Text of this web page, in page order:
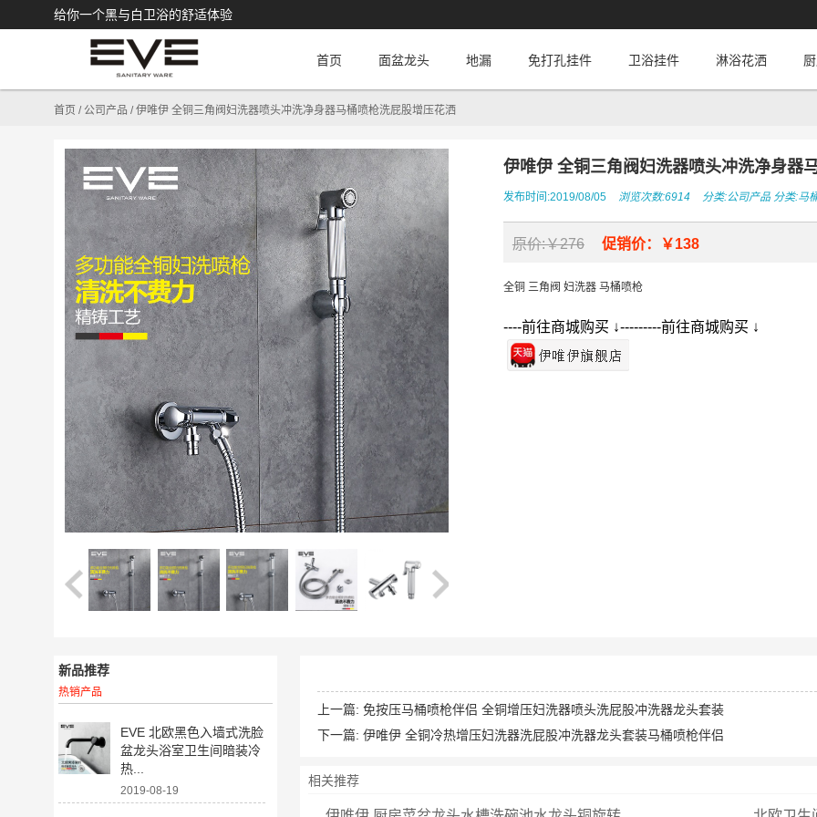
给你一个黑与白卫浴的舒适体验
首页 面盆龙头 地漏 免打孔挂件 卫浴挂件 淋浴花洒
首页 / 公司产品 /伊唯伊 全铜三角阀妇洗器喷头冲洗净身器马桶喷枪洗屁股增压花洒
伊唯伊 全铜三角阀妇洗器喷头冲洗净身器
发布时间:2019/08/05 浏览次数:6914 分类:公司产品分类:马
原价:￥276 促销价：￥138
全铜 三角阀 妇洗器 马桶喷枪
----前往商城购买 ↓---------前往商城购买 ↓
上一篇: 免按压马桶喷枪伴侣 全铜增压妇洗器喷头洗屁股冲洗器龙头套装
下一篇: 伊唯伊 全铜冷热增压妇洗器洗屁股冲洗器龙头套装马桶喷枪伴侣
相关推荐
新品推荐
热销产品
EVE 北欧黑色入墙式洗脸
盆龙头浴室卫生间暗装冷
热...
2019-08-19